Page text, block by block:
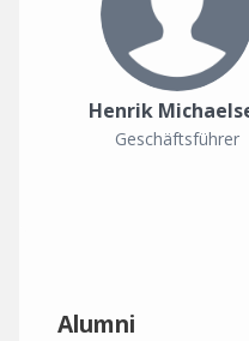
Henrik
Geschäftsführer
Alumni